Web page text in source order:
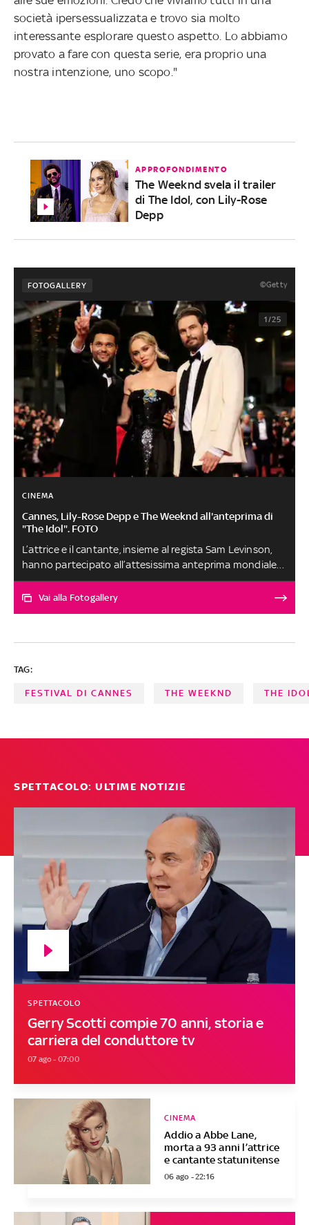
società ipersessualizzata e trovo sia molto
interessante esplorare questo aspetto. Lo abbiamo
provato a fare con questa serie, era proprio una
nostra intenzione, uno scopo."
APPROFONDIMENTO
The Weeknd svela il trailer
di The Idol, con Lily-Rose
Depp
FOTOGALLERY ©Getty
1/25
CINEMA
Cannes, Lily-Rose Depp e The Weeknd all'anteprima di
"The Idol". FOTO
L’attrice e il cantante, insieme al regista Sam Levinson,
hanno partecipato all’attesissima anteprima mondiale
di The Idol. La nuova serie targata HBO sarà disponibile
dal 5 giugno in esclusiva su Sky e in streaming solo su
Vai alla Fotogallery
TAG:
FESTIVAL DI CANNES THE WEEKND THE
SPETTACOLO: ULTIME NOTIZIE
Gerry Scotti compie 70 anni, storia e
carriera del conduttore tv
SPETTACOLO
07 ago - 07:00
Addio a Abbe Lane,
morta a 93 anni l’attrice
e cantante statunitense
CINEMA
06 ago - 22:16